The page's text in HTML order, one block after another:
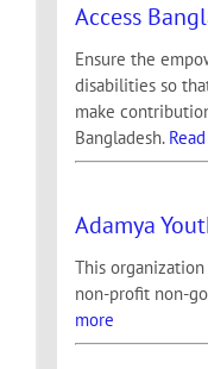
Access
Ensure the
disabilities so
make
Bangladesh.
Adamya
This
non-profit non-
more